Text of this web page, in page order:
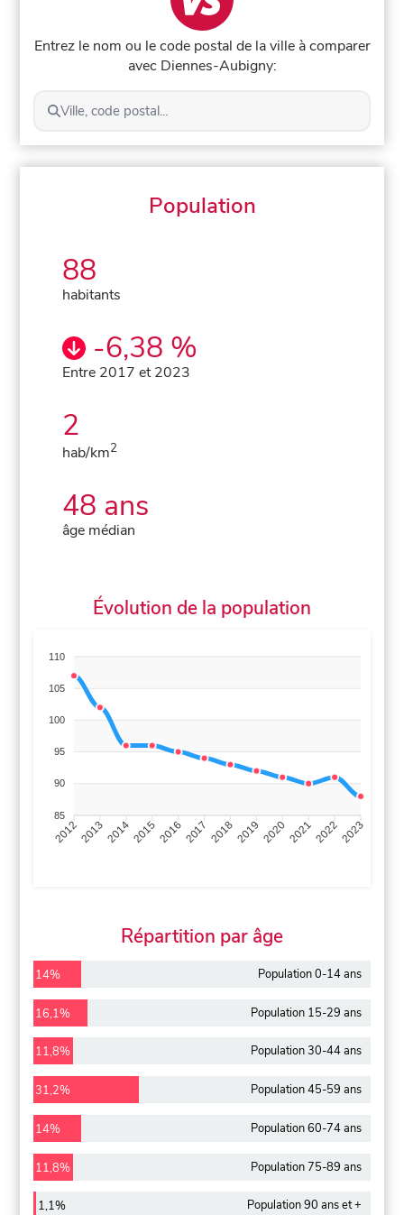
Entrez le nom ou le code postal de la ville à comparer
avec Diennes-Aubigny:
Ville, code postal...
Population
88
habitants
-6,38 %
Entre 2017 et 2023
2
hab/km2
48 ans
âge médian
Évolution de la population
110
105
100
95
90
85
201220132014201520162017 20182019 2020202120222023
Répartition par âge
14% Population 0-14 ans
16,1% Population 15-29 ans
11,8% Population 30-44 ans
31,2% Population 45-59 ans
14% Population 60-74 ans
11,8% Population 75-89 ans
1,1% Population 90 ans et +